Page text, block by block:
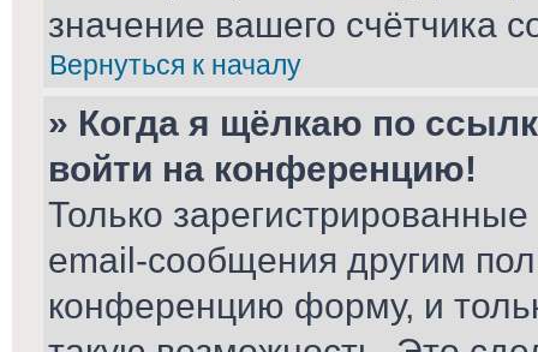
значение вашего счётчика
Вернуться к началу
» Когда я щёлкаю по
войти на конференцию!
Только
email-сообщения другим
конференцию форму, и